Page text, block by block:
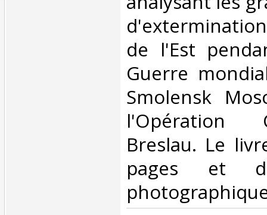
de l'Est
Guerre
Smolensk
l'Opération
Breslau. Le
pages et